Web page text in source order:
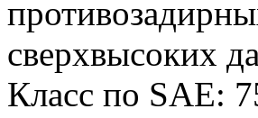
сверхвысоких
Класс по SAE: